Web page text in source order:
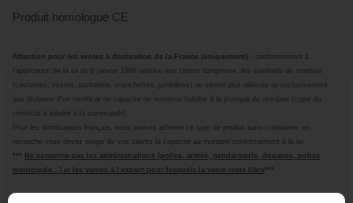
Produit homologué CE
Attention pour les ventes à destination de la France (uniquement)
: conformément à
l’application de la loi du 6 janvier 1999 relative aux chiens dangereux, les matériels de mordant
(costumes, vestes, pantalons, manchettes, jambières) ne seront plus délivrés qu’exclusivement
aux titulaires d’un certificat de capacité de moniteur habilité à la pratique du mordant (copie du
certificat à joindre à la commande).
Pour les distributeurs français, vous pouvez acheter ce type de produit sans contrainte, en
revanche vous devez exiger de vos clients la capacité au mordant conformément à la loi.
*** Ne concerne pas les administrations (police, armée, gendarmerie, douanes, police
municipale...) et les ventes à l’ex port pour lesquels la vente reste libre***